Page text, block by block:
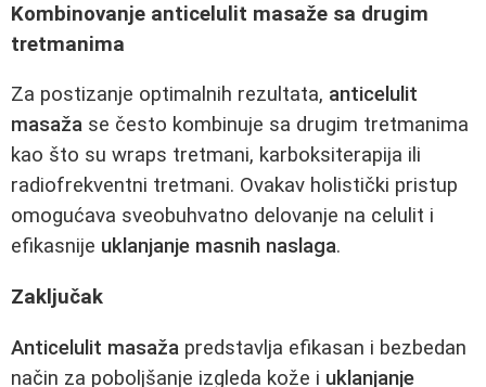
Kombinovanje anticelulit masaže sa drugim
tretmanima
Za postizanje optimalnih rezultata, anticelulit
masaža se često kombinuje sa drugim tretmanima
kao što su wraps tretmani, karboksiterapija ili
radiofrekventni tretmani. Ovakav holistički pristup
omogućava sveobuhvatno delovanje na celulit i
efikasnije uklanjanje masnih naslaga.
Zaključak
Anticelulit masaža predstavlja efikasan i bezbedan
način za poboljšanje izgleda kože i uklanjanje